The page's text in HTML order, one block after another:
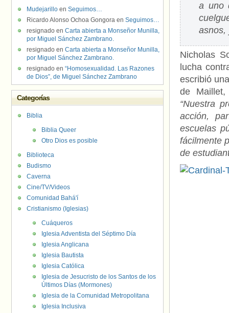
a uno
asnos,
Nicholas
lucha
escribió
de
“Nuestra
acción,
escuelas
fácilmente
de
Mudejarillo en Seguimos…
Ricardo Alonso Ochoa Gongora en Seguimos…
resignado en Carta abierta a Monseñor Munilla,
por Miguel Sánchez Zambrano.
resignado en Carta abierta a Monseñor Munilla,
por Miguel Sánchez Zambrano.
resignado en “Homosexualidad. Las Razones
de Dios”, de Miguel Sánchez Zambrano
Categorías
Biblia
Biblia Queer
Otro Dios es posible
Biblioteca
Budismo
Caverna
Cine/TV/Videos
Comunidad Bahá'í
Cristianismo (Iglesias)
Cuáqueros
Iglesia Adventista del Séptimo Día
Iglesia Anglicana
Iglesia Bautista
Iglesia Católica
Iglesia de Jesucristo de los Santos de los
Últimos Días (Mormones)
Iglesia de la Comunidad Metropolitana
Iglesia Inclusiva